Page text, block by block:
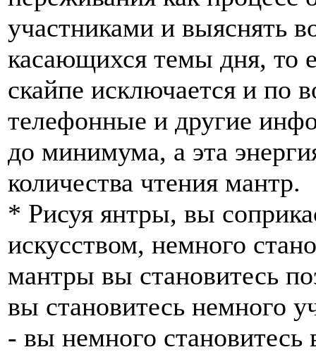
участниками и выяснять
касающихся темы дня, то
скайпе исключается и по
телефонные и другие
до минимума, а эта
количества чтения мантр.
* Рисуя янтры, вы
искусством, немного
мантры вы становитесь
вы становитесь немного
- вы немного